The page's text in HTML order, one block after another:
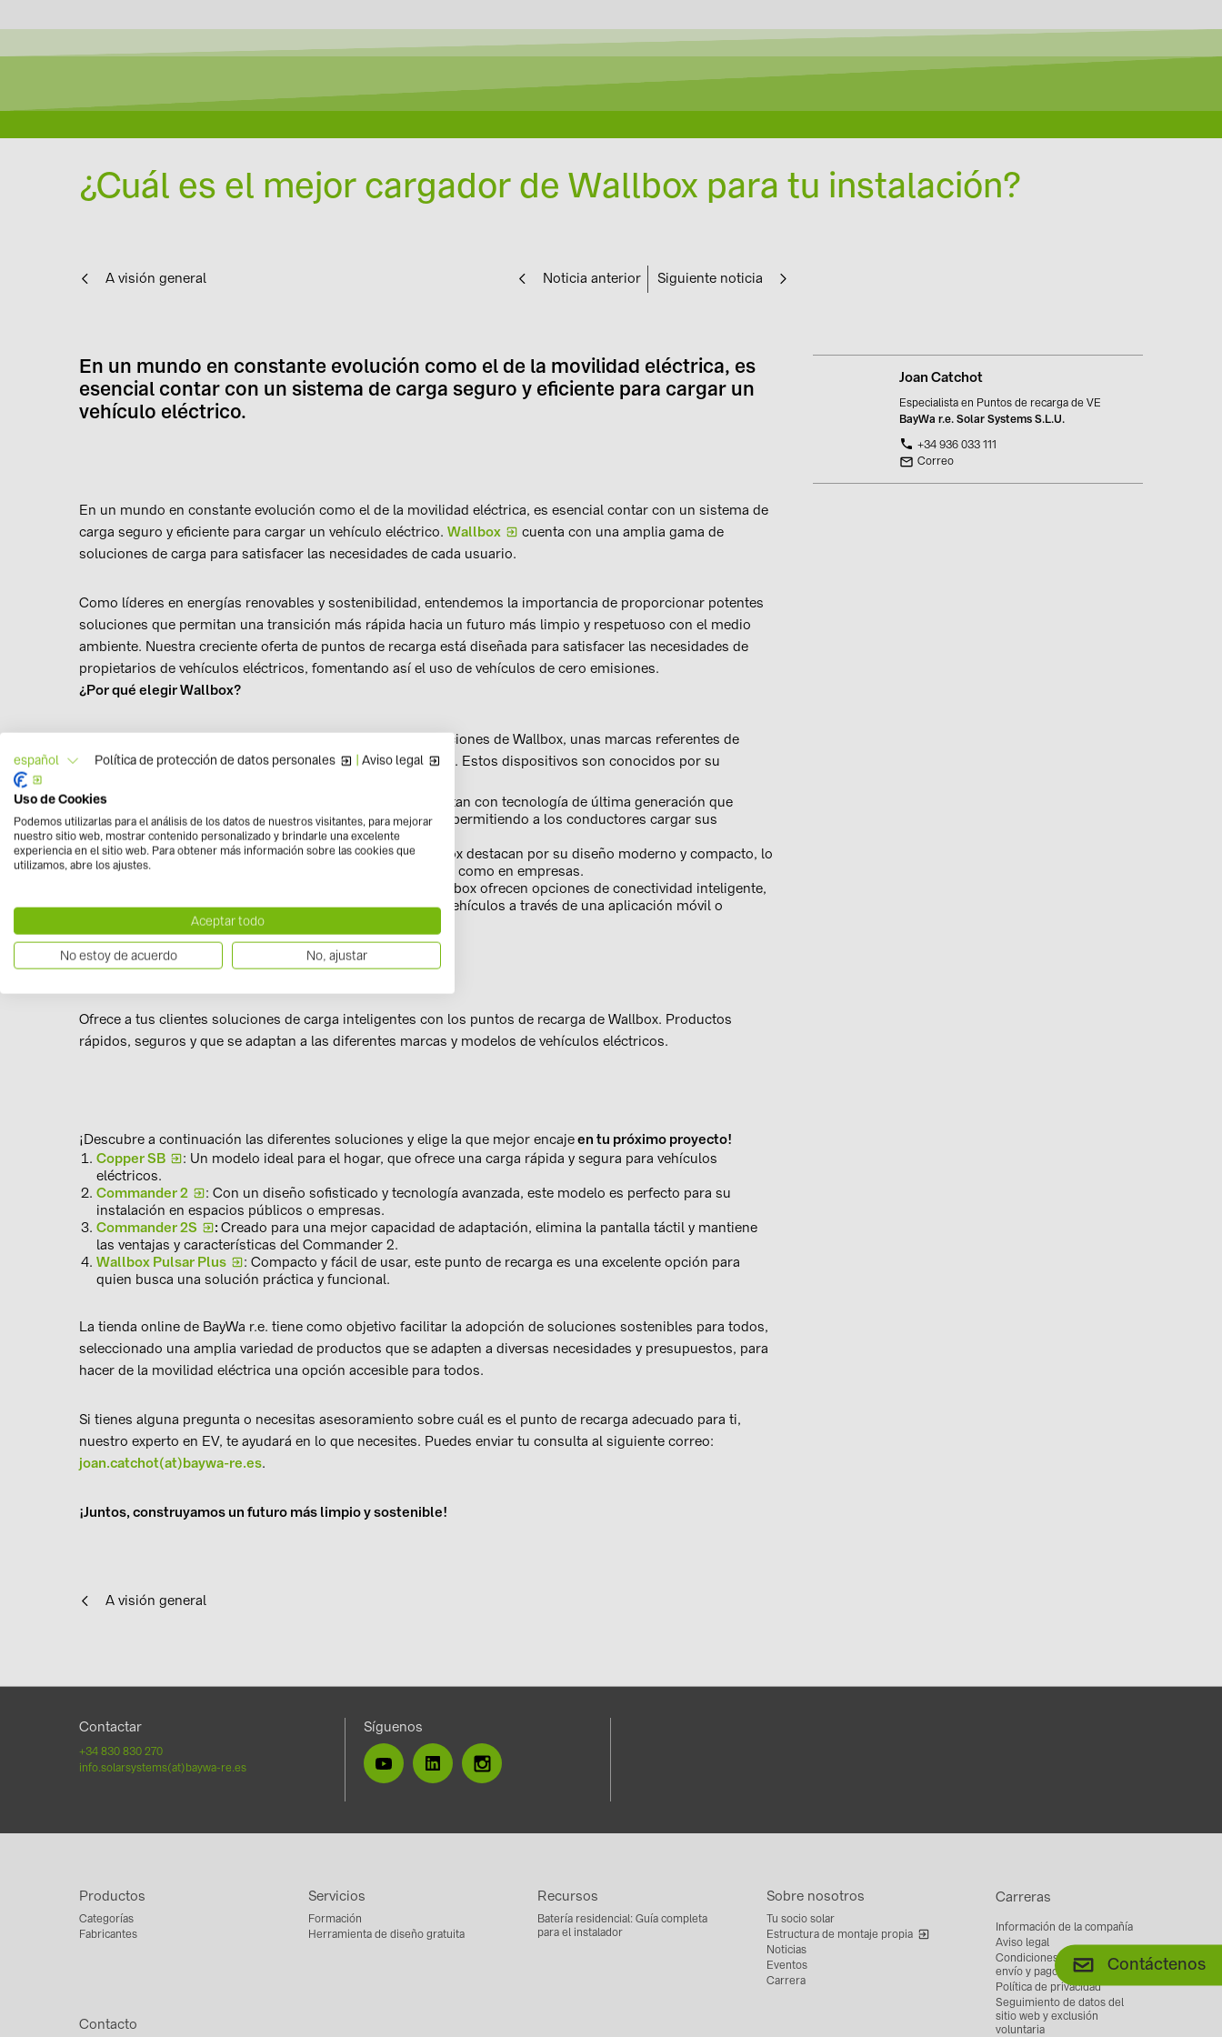
¿Cuál es el mejor cargador de Wallbox para tu instalación?
A visión general Noticia anterior Siguiente noticia
En un mundo en constante evolución como el de la movilidad eléctrica, es
esencial contar con un sistema de carga seguro y eficiente para cargar un
vehículo eléctrico.
En un mundo en constante evolución como el de la movilidad eléctrica, es esencial contar con un sistema de
carga seguro y eficiente para cargar un vehículo eléctrico. Wallbox
cuenta con una amplia gama de
soluciones de carga para satisfacer las necesidades de cada usuario.
Como líderes en energías renovables y sostenibilidad, entendemos la importancia de proporcionar potentes
soluciones que permitan una transición más rápida hacia un futuro más limpio y respetuoso con el medio
ambiente. Nuestra creciente oferta de puntos de recarga está diseñada para satisfacer las necesidades de
propietarios de vehículos eléctricos, fomentando así el uso de vehículos de cero emisiones.
¿Por qué elegir Wallbox?
En nuestra tienda online encontrarás una variedad de soluciones de Wallbox, unas marcas referentes de
puntos de recarga para vehículos eléctricos a nivel mundial. Estos dispositivos son conocidos por su
Tecnología Innovadora
: Los productos de Wallbox cuentan con tecnología de última generación que
optimiza la velocidad de carga y la eficiencia energética, permitiendo a los conductores cargar sus
vehículos de manera más rápida y económica.
Diseño Elegante y Compacto: Los cargadores de Wallbox destacan por su diseño moderno y compacto, lo
que los hace ideales para instalaciones tanto en hogares como en empresas.
: La mayoría de los modelos Wallbox ofrecen opciones de conectividad inteligente,
lo que permite a los usuarios controlar la carga de sus vehículos a través de una aplicación móvil o
plataforma web
Amplia gama de productos disponibles
Ofrece a tus clientes soluciones de carga inteligentes con los puntos de recarga de Wallbox. Productos
rápidos, seguros y que se adaptan a las diferentes marcas y modelos de vehículos eléctricos.
¡Descubre a continuación las diferentes soluciones y elige la que mejor encajeen tu próximo proyecto!
Copper SB
: Un modelo ideal para el hogar, que ofrece una carga rápida y segura para vehículos
eléctricos.
Commander 2
: Con un diseño sofisticado y tecnología avanzada, este modelo es perfecto para su
instalación en espacios públicos o empresas.
Commander 2S
: Creado para una mejor capacidad de adaptación, elimina la pantalla táctil y mantiene
las ventajas y características del Commander 2.
Wallbox Pulsar Plus
: Compacto y fácil de usar, este punto de recarga es una excelente opción para
quien busca una solución práctica y funcional.
La tienda online de BayWa r.e. tiene como objetivo facilitar la adopción de soluciones sostenibles para todos,
seleccionado una amplia variedad de productos que se adapten a diversas necesidades y presupuestos, para
hacer de la movilidad eléctrica una opción accesible para todos.
Si tienes alguna pregunta o necesitas asesoramiento sobre cuál es el punto de recarga adecuado para ti,
nuestro experto en EV, te ayudará en lo que necesites. Puedes enviar tu consulta al siguiente correo:
joan.catchot(at)baywa-re.es.
¡Juntos, construyamos un futuro más limpio y sostenible!
A visión general
Joan Catchot
Especialista en Puntos de recarga de VE
BayWa r.e. Solar Systems S.L.U.
+34 936 033 111
Correo
Contactar
+34 830 830 270
info.solarsystems(at)baywa-re.es
Síguenos
Productos
Categorías
Fabricantes
Servicios
Formación
Herramienta de diseño gratuita
Recursos
Batería residencial: Guía completa
para el instalador
Sobre nosotros
Tu socio solar
Estructura de montaje propia
Noticias
Eventos
Carrera
Contacto
Carreras
Información de la compañía
Aviso legal
Condiciones generales de
envío y pago
Política de privacidad
Seguimiento de datos del
sitio web y exclusión
voluntaria
Contáctenos
español Política de protección de datos personales | Aviso legal
Uso de Cookies
Podemos utilizarlas para el análisis de los datos de nuestros visitantes, para mejorar
nuestro sitio web, mostrar contenido personalizado y brindarle una excelente
experiencia en el sitio web. Para obtener más información sobre las cookies que
utilizamos, abre los ajustes.
Aceptar todo
No estoy de acuerdo No, ajustar